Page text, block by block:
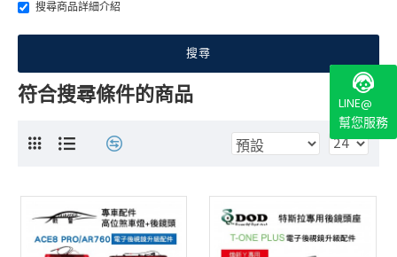
搜尋商品詳細介紹
搜尋
符合搜尋條件的商品
LINE@
幫您服務